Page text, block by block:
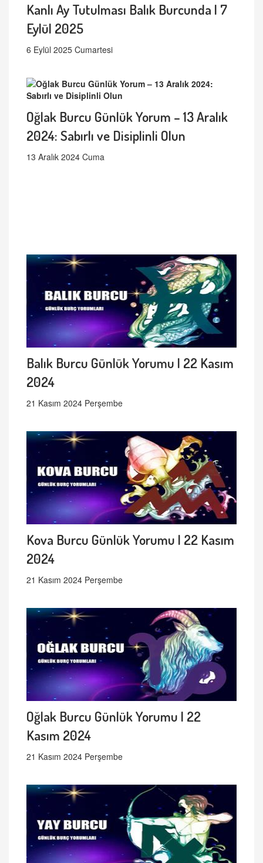
Kanlı Ay Tutulması Balık Burcunda | 7
Eylül 2025
6 Eylül 2025 Cumartesi
Oğlak Burcu Günlük Yorum – 13 Aralık
2024: Sabırlı ve Disiplinli Olun
13 Aralık 2024 Cuma
Balık Burcu Günlük Yorumu | 22 Kasım
2024
21 Kasım 2024 Perşembe
Kova Burcu Günlük Yorumu | 22 Kasım
2024
21 Kasım 2024 Perşembe
Oğlak Burcu Günlük Yorumu | 22
Kasım 2024
21 Kasım 2024 Perşembe